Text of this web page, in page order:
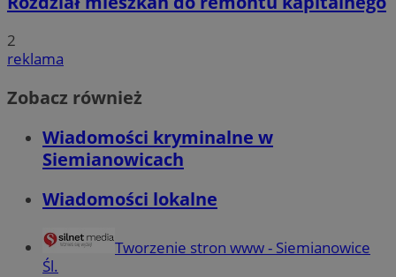
2
reklama
Zobacz również
Wiadomości kryminalne w
Siemianowicach
Wiadomości lokalne
Tworzenie stron www - Siemianowice
Śl.